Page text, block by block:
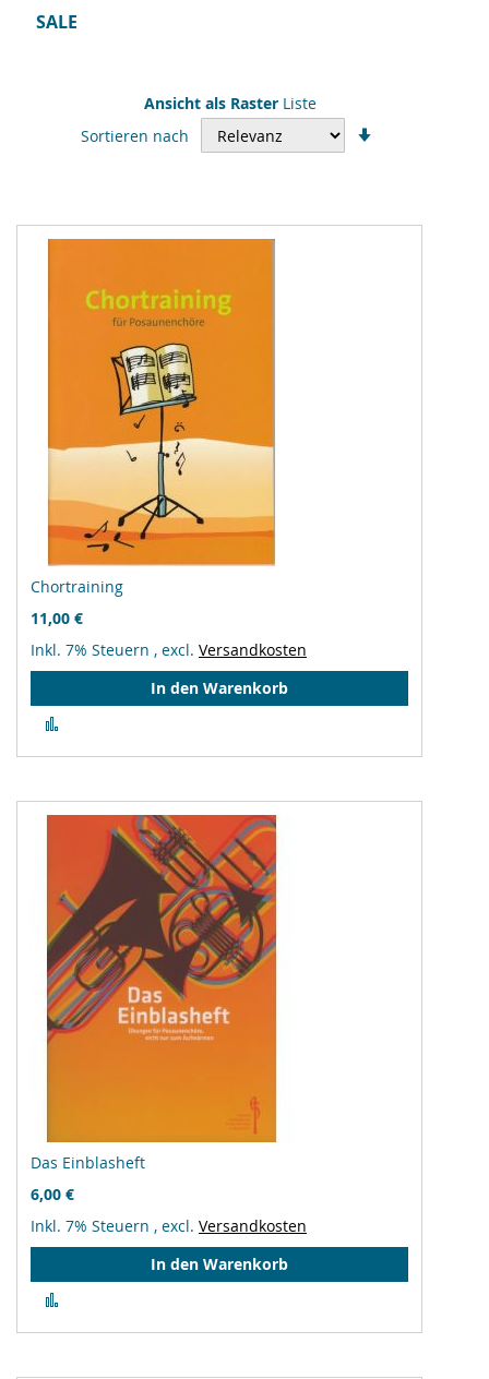
Ansicht als Raster Liste
Sortieren nach
Chortraining
11,00 €
Inkl. 7% Steuern , excl. Versandkosten
In den Warenkorb
hinzufügen
Das Einblasheft
6,00 €
Inkl. 7% Steuern , excl. Versandkosten
In den Warenkorb
hinzufügen
SALE